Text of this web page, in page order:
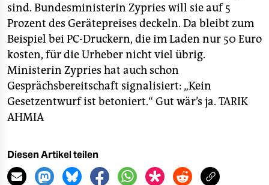
sind. Bundesministerin Zypries will sie auf 5
Prozent des Gerätepreises deckeln. Da bleibt zum
Beispiel bei PC-Druckern, die im Laden nur 50 Euro
kosten, für die Urheber nicht viel übrig.
Ministerin Zypries hat auch schon
Gesprächsbereitschaft signalisiert: „Kein
Gesetzentwurf ist betoniert.“ Gut wär’s ja. TARIK
AHMIA
Diesen Artikel teilen